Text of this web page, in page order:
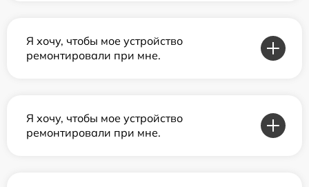
Я хочу, чтобы мое устройство
ремонтировали при мне.
Я хочу, чтобы мое устройство
ремонтировали при мне.